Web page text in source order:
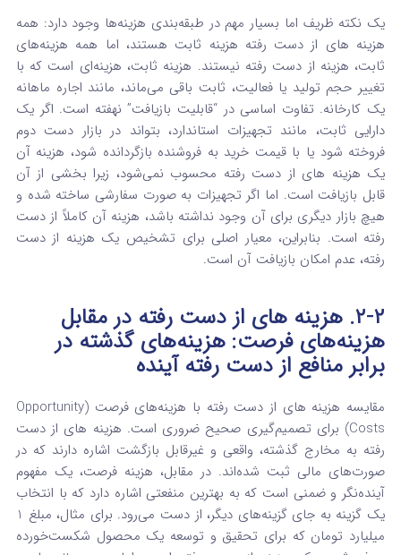
یک نکته ظریف اما بسیار مهم در طبقه‌بندی هزینه‌ها وجود دارد: همه
هزینه های از دست رفته هزینه ثابت هستند، اما همه هزینه‌های
ثابت، هزینه از دست رفته نیستند. هزینه ثابت، هزینه‌ای است که با
تغییر حجم تولید یا فعالیت، ثابت باقی می‌ماند، مانند اجاره ماهانه
یک کارخانه. تفاوت اساسی در “قابلیت بازیافت” نهفته است. اگر یک
دارایی ثابت، مانند تجهیزات استاندارد، بتواند در بازار دست دوم
فروخته شود یا با قیمت خرید به فروشنده بازگردانده شود، هزینه آن
یک هزینه های از دست رفته محسوب نمی‌شود، زیرا بخشی از آن
قابل بازیافت است. اما اگر تجهیزات به صورت سفارشی ساخته شده و
هیچ بازار دیگری برای آن وجود نداشته باشد، هزینه آن کاملاً از دست
رفته است. بنابراین، معیار اصلی برای تشخیص یک هزینه از دست
رفته، عدم امکان بازیافت آن است.
۲-۲. هزینه های از دست رفته در مقابل
هزینه‌های فرصت: هزینه‌های گذشته در
برابر منافع از دست رفته آینده
مقایسه هزینه های از دست رفته
با هزینه‌های فرصت (Opportunity
Costs) برای تصمیم‌گیری صحیح ضروری است. هزینه های از دست
رفته به مخارج گذشته، واقعی و غیرقابل بازگشت اشاره دارند که در
صورت‌های مالی ثبت شده‌اند. در مقابل، هزینه فرصت، یک مفهوم
آینده‌نگر و ضمنی است که به بهترین منفعتی اشاره دارد که با انتخاب
یک گزینه به جای گزینه‌های دیگر، از دست می‌رود.
برای مثال، مبلغ 1
میلیارد تومان که برای تحقیق و توسعه یک محصول شکست‌خورده